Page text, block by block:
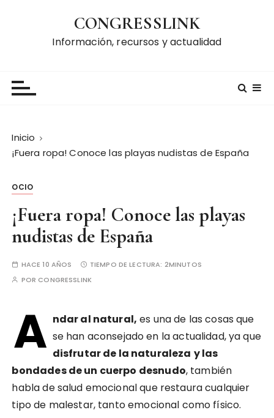
CONGRESSLINK
Información, recursos y actualidad
Inicio
¡Fuera ropa! Conoce las playas nudistas de España
OCIO
¡Fuera ropa! Conoce las playas
nudistas de España
HACE 10 AÑOS TIEMPO DE LECTURA: 2MINUTOS
POR CONGRESSLINK
A ndar al natural, es una de las cosas que
se han aconsejado en la actualidad, ya que
disfrutar de la naturaleza y las
bondades de un cuerpo desnudo, también
habla de salud emocional que restaura cualquier
tipo de malestar, tanto emocional como físico.